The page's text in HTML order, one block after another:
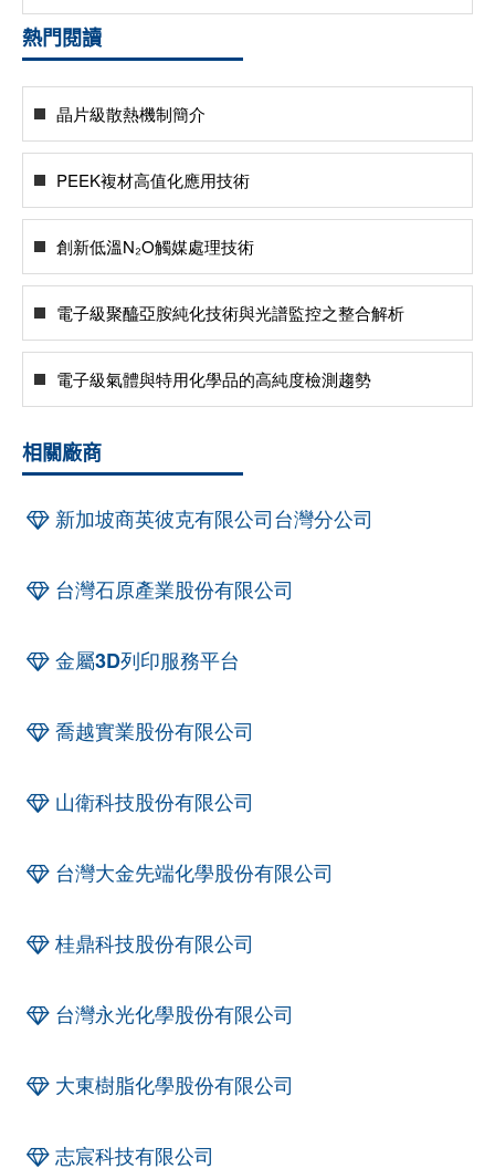
熱門閱讀
晶片級散熱機制簡介
PEEK複材高值化應用技術
創新低溫N₂O觸媒處理技術
電子級聚醯亞胺純化技術與光譜監控之整合解析
電子級氣體與特用化學品的高純度檢測趨勢
相關廠商
新加坡商英彼克有限公司台灣分公司
台灣石原產業股份有限公司
金屬3D列印服務平台
喬越實業股份有限公司
山衛科技股份有限公司
台灣大金先端化學股份有限公司
桂鼎科技股份有限公司
台灣永光化學股份有限公司
大東樹脂化學股份有限公司
志宸科技有限公司